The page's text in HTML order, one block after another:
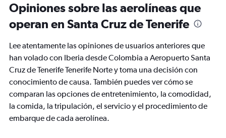
categories.
chart
1
Y
axis
values.
Range:
0
to
1800.
Opiniones sobre las aerolíneas que
operan en Santa Cruz de Tenerife
Lee atentamente las opiniones de usuarios anteriores que
han volado con Iberia desde Colombia a Aeropuerto Santa
Cruz de Tenerife Tenerife Norte y toma una decisión con
conocimiento de causa. También puedes ver cómo se
comparan las opciones de entretenimiento, la comodidad,
la comida, la tripulación, el servicio y el procedimiento de
embarque de cada aerolínea.